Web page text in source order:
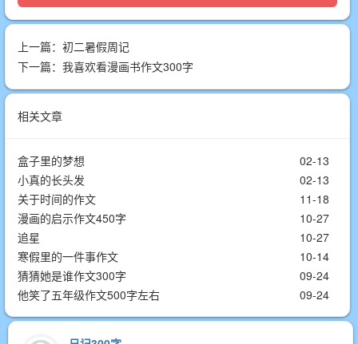
上一篇： 初二暑假周记
下一篇： 我喜欢看漫画书作文300字
相关文章
02-13
盒子里的梦想
02-13
小真的长头发
11-18
关于时间的作文
10-27
漫画的启示作文450字
10-27
追星
10-14
寒假里的一件事作文
09-24
猜猜她是谁作文300字
09-24
他笑了五年级作文500字左右